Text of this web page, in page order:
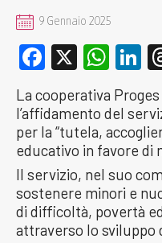
9 Gennaio 2025
Facebook
X
La cooperativa
l’affidamento del
per la “tutela,
educativo in favore di
Il servizio, nel suo
sostenere minori e
di difficoltà, povertà
attraverso lo sviluppo